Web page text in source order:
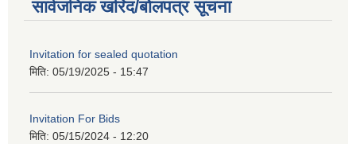
सार्वजनिक खरिद/बोलपत्र सूचना
Invitation for sealed quotation
मिति: 05/19/2025 - 15:47
Invitation For Bids
मिति: 05/15/2024 - 12:20